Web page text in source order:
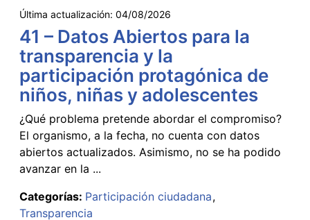
Última actualización: 04/08/2026
41 – Datos Abiertos para la
transparencia y la
participación protagónica de
niños, niñas y adolescentes
¿Qué problema pretende abordar el compromiso?
El organismo, a la fecha, no cuenta con datos
abiertos actualizados. Asimismo, no se ha podido
avanzar en la ...
Categorías: Participación ciudadana
Transparencia